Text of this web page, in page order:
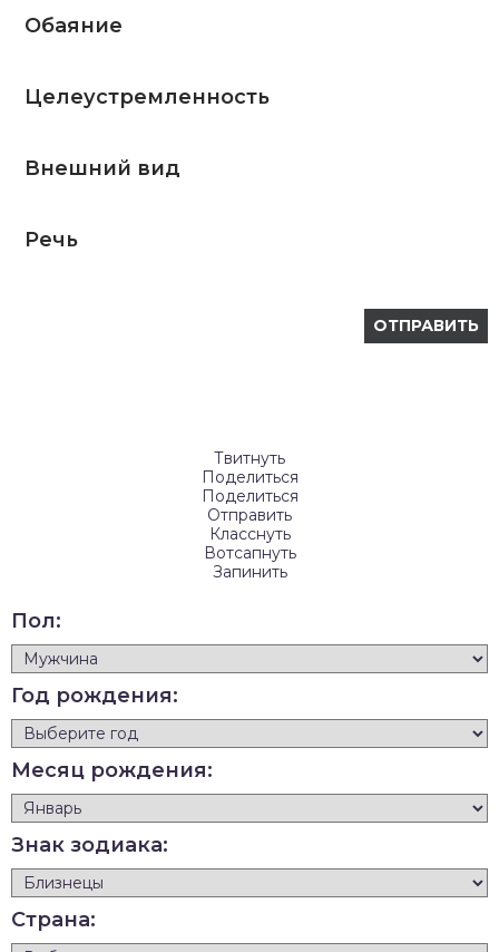
Обаяние
Целеустремленность
Внешний вид
Речь
Твитнуть
Поделиться
Поделиться
Отправить
Класснуть
Вотсапнуть
Запинить
Пол:
Год рождения:
Месяц рождения:
Знак зодиака:
Страна: